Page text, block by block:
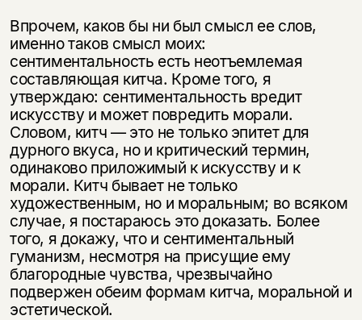
Впрочем, каков бы ни был смысл ее слов,
именно таков смысл моих:
сентиментальность есть неотъемлемая
составляющая китча. Кроме того, я
утверждаю: сентиментальность вредит
искусству и может повредить морали.
Словом, китч — это не только эпитет для
дурного вкуса, но и критический термин,
одинаково приложимый к искусству и к
морали. Китч бывает не только
художественным, но и моральным; во всяком
случае, я постараюсь это доказать. Более
того, я докажу, что и сентиментальный
гуманизм, несмотря на присущие ему
благородные чувства, чрезвычайно
подвержен обеим формам китча, моральной и
эстетической.